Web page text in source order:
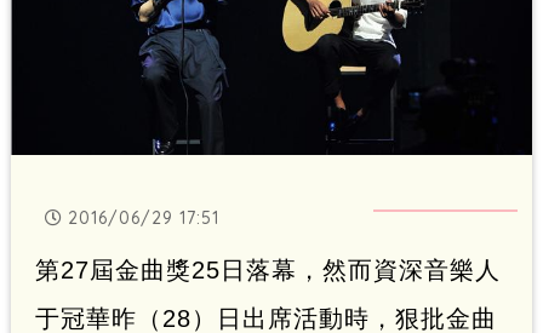
2016/06/29 17:51
第27屆金曲獎25日落幕，然而資深音樂人
于冠華昨（28）日出席活動時，狠批金曲